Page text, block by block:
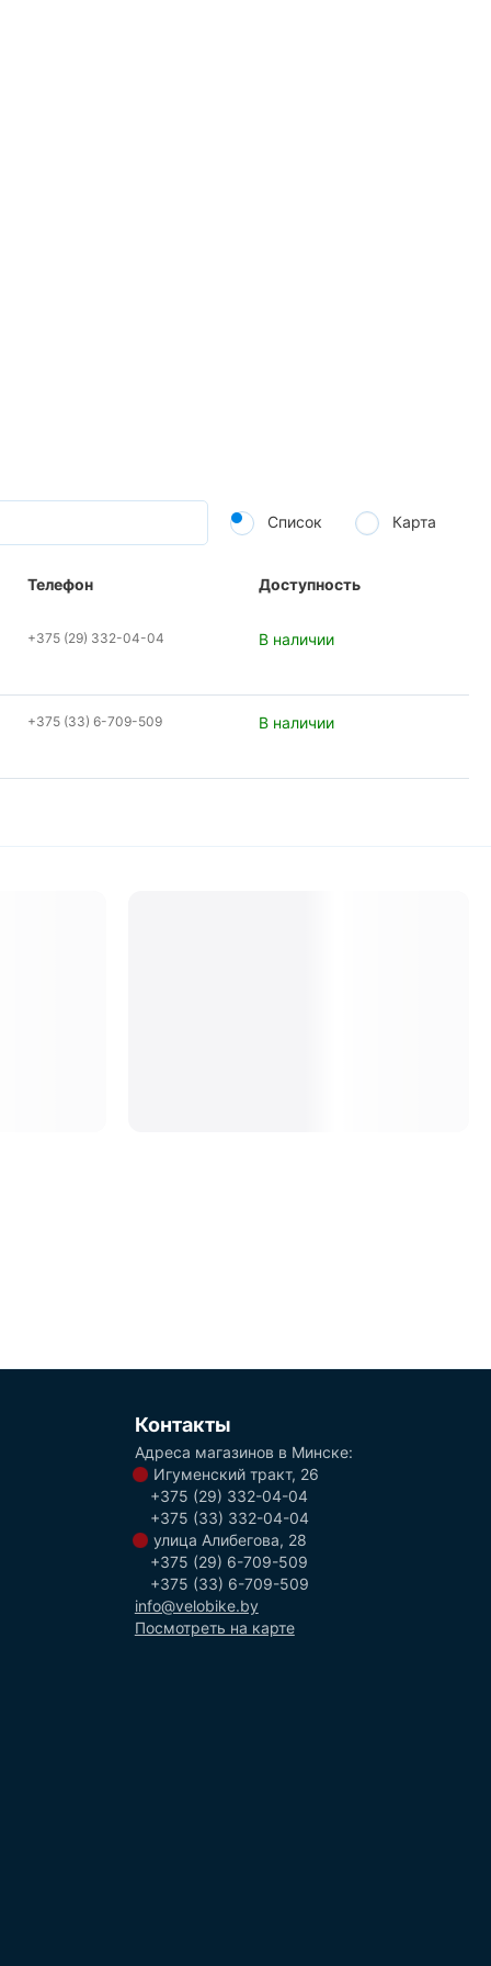
Список Карта
Телефон Доступность
+375 (29) 332-04-04 В наличии
+375 (33) 6-709-509 В наличии
Контакты
Адреса магазинов в Минске:
Игуменский тракт, 26
+375 (29) 332-04-04
+375 (33) 332-04-04
улица Алибегова, 28
+375 (29) 6-709-509
+375 (33) 6-709-509
info@velobike.by
Посмотреть на карте